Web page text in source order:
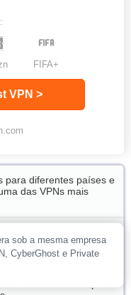
FIFA+
VPN >
para diferentes países e
das VPNs mais
diversas opções
sob a mesma empresa
CyberGhost e Private